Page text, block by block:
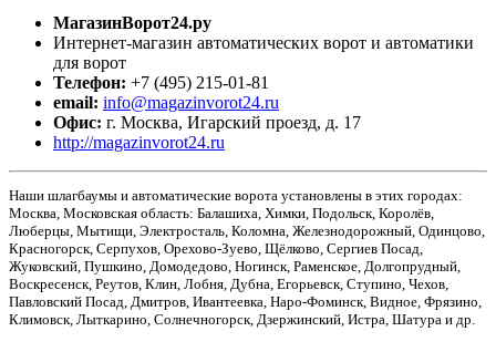
МагазинВорот24.ру
Интернет-магазин автоматических ворот и автоматики
для ворот
Телефон: +7 (495) 215-01-81
email: info@magazinvorot24.ru
Офис: г. Москва, Игарский проезд, д. 17
http://magazinvorot24.ru
Наши шлагбаумы и автоматические ворота установлены в этих городах:
Москва, Московская область: Балашиха, Химки, Подольск, Королёв,
Люберцы, Мытищи, Электросталь, Коломна, Железнодорожный, Одинцово,
Красногорск, Серпухов, Орехово-Зуево, Щёлково, Сергиев Посад,
Жуковский, Пушкино, Домодедово, Ногинск, Раменское, Долгопрудный,
Воскресенск, Реутов, Клин, Лобня, Дубна, Егорьевск, Ступино, Чехов,
Павловский Посад, Дмитров, Ивантеевка, Наро-Фоминск, Видное, Фрязино,
Климовск, Лыткарино, Солнечногорск, Дзержинский, Истра, Шатура и др.